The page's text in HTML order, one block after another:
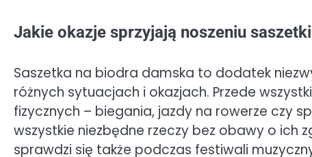
Jakie okazje sprzyjają noszeniu
Saszetka na biodra damska to dodatek
różnych sytuacjach i okazjach. Przede
fizycznych – biegania, jazdy na rowerze czy
wszystkie niezbędne rzeczy bez obawy o ich
sprawdzi się także podczas festiwali